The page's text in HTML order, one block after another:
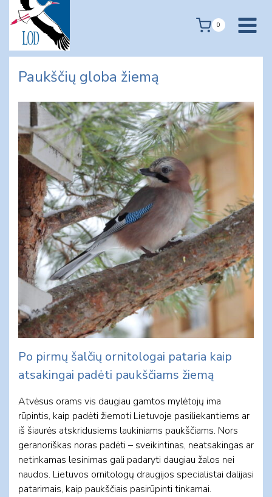
content
0
Paukščių globa žiemą
Po pirmų šalčių ornitologai pataria kaip
atsakingai padėti paukščiams žiemą
Atvėsus orams vis daugiau gamtos mylėtojų ima
rūpintis, kaip padėti žiemoti Lietuvoje pasiliekantiems ar
iš šiaurės atskridusiems laukiniams paukščiams. Nors
geranoriškas noras padėti – sveikintinas, neatsakingas ar
netinkamas lesinimas gali padaryti daugiau žalos nei
naudos. Lietuvos ornitologų draugijos specialistai dalijasi
patarimais, kaip paukščiais pasirūpinti tinkamai.